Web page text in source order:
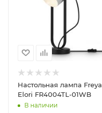
Настольная лампа Freya
Elori FR4004TL-01WB
В наличии